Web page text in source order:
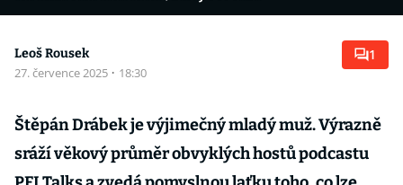
Leoš Rousek
27. července 2025 · 18:30
1
Štěpán Drábek je výjimečný mladý muž. Výrazně
sráží věkový průměr obvyklých hostů podcastu